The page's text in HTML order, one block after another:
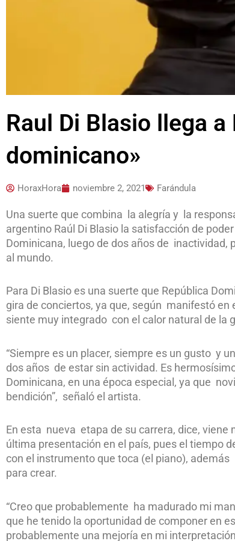
Raul Di Blasio llega a
dominicano»
HoraxHora noviembre 2, 2021 Farándula
Una suerte que combina la alegría y la
argentino Raúl Di Blasio la satisfacción de
Dominicana, luego de dos años de
al mundo.
Para Di Blasio es una suerte que República
gira de conciertos, ya que, según manifestó en
siente muy integrado con el calor natural de la
“Siempre es un placer, siempre es un gusto y
dos años de estar sin actividad. Es
Dominicana, en una época especial, ya que
bendición”, señaló el artista.
En esta nueva etapa de su carrera, dice, viene
última presentación en el país, pues el tiempo
con el instrumento que toca (el piano),
para crear.
“Creo que probablemente ha madurado mi
que he tenido la oportunidad de componer en
probablemente una mejoría en mi